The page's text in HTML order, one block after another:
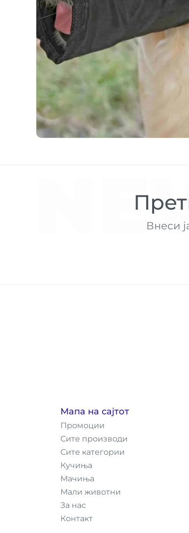
Внеси
Мапа на сајтот
Промоции
Сите производи
Сите категории
Кучиња
Мачиња
Мали животни
За нас
Контакт